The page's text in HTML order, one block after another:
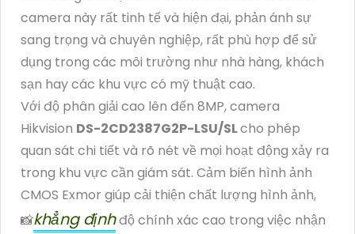
camera này rất tinh tế và hiện đại, phản ánh sự
sang trọng và chuyên nghiệp, rất phù hợp để sử
dụng trong các môi trường như nhà hàng, khách
sạn hay các khu vực có mỹ thuật cao.
Với độ phân giải cao lên đến 8MP, camera
Hikvision DS-2CD2387G2P-LSU/SLcho phép
quan sát chi tiết và rõ nét về mọi hoạt động xảy ra
trong khu vực cần giám sát. Cảm biến hình ảnh
CMOS Exmor giúp cải thiện chất lượng hình ảnh,
📸khẳng địnhđộ chính xác cao trong việc nhận